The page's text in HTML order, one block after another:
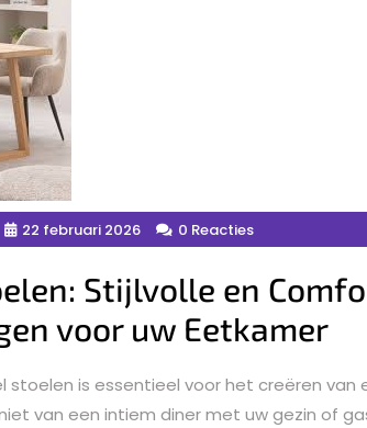
22 februari 2026 0 Reacties
Stijlvolle en
voor uw Eetkamer
stoelen is essentieel voor het creëren van
van een intiem diner met uw gezin of